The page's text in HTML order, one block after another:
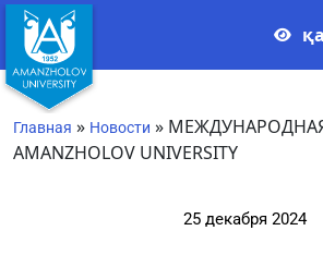
Главная » Новости »
AMANZHOLOV UNIVERSITY
25 декабря 2024